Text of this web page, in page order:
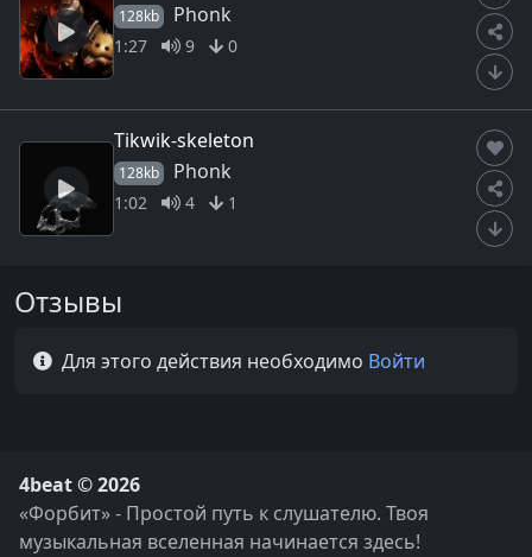
128kb Phonk
1:27 9 0
Tikwik-skeleton
128kb Phonk
1:02 4 1
Отзывы
Для этого действия необходимо Войти
4beat © 2026
«Форбит» - Простой путь к слушателю. Твоя
музыкальная вселенная начинается здесь!